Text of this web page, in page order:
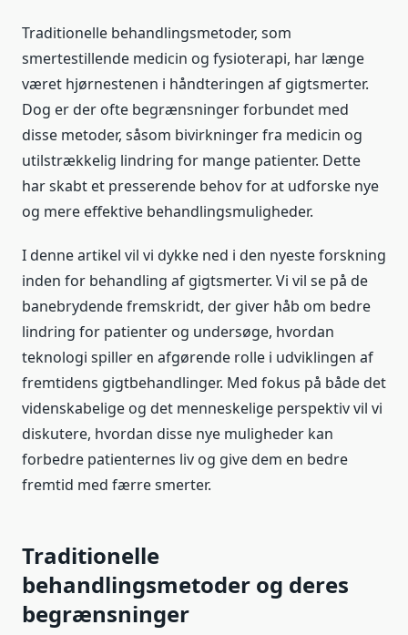
Traditionelle behandlingsmetoder, som
smertestillende medicin og fysioterapi, har længe
været hjørnestenen i håndteringen af gigtsmerter.
Dog er der ofte begrænsninger forbundet med
disse metoder, såsom bivirkninger fra medicin og
utilstrækkelig lindring for mange patienter. Dette
har skabt et presserende behov for at udforske nye
og mere effektive behandlingsmuligheder.
I denne artikel vil vi dykke ned i den nyeste forskning
inden for behandling af gigtsmerter. Vi vil se på de
banebrydende fremskridt, der giver håb om bedre
lindring for patienter og undersøge, hvordan
teknologi spiller en afgørende rolle i udviklingen af
fremtidens gigtbehandlinger. Med fokus på både det
videnskabelige og det menneskelige perspektiv vil vi
diskutere, hvordan disse nye muligheder kan
forbedre patienternes liv og give dem en bedre
fremtid med færre smerter.
Traditionelle
behandlingsmetoder og deres
begrænsninger